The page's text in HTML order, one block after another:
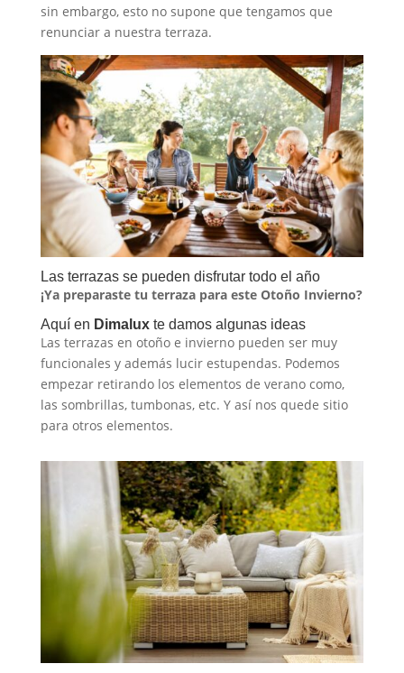
sin embargo, esto no supone que tengamos que
renunciar a nuestra terraza.
Las terrazas se pueden disfrutar todo el año
¡Ya preparaste tu terraza para este Otoño Invierno?
Aquí en Dimaluxte damos algunas ideas
Las terrazas en otoño e invierno pueden ser muy
funcionales y además lucir estupendas. Podemos
empezar retirando los elementos de verano como,
las sombrillas, tumbonas, etc. Y así nos quede sitio
para otros elementos.